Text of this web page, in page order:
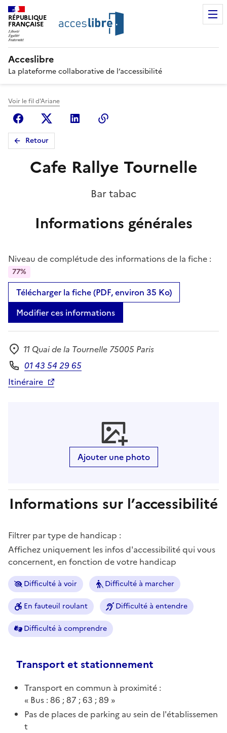
RÉPUBLIQUE
FRANÇAISE
Acceslibre
La plateforme collaborative de l’accessibilité
Voir le fil d'Ariane
FacebookX (anciennement Twitter)
Linkedin
Retour
Cafe Rallye Tournelle
Bar tabac
Informations générales
Niveau de complétude des informations de la fiche :
77%
Télécharger la fiche (PDF, environ 35 Ko)
Modifier ces informations
Adresse
11 Quai de la Tournelle 75005 Paris
Téléphone
01 43 54 29 65
Itinéraire
Ajouter une photo
Informations sur l’accessibilité
Filtrer par type de handicap :
Affichez uniquement les infos d'accessibilité qui vous
concernent, en fonction de votre handicap
Difficulté à voir Difficulté à marcher
En fauteuil roulant Difficulté à entendre
Difficulté à comprendre
Transport et stationnement
Transport en commun à proximité :
Bus : 86 ; 87 ; 63 ; 89
Pas de places de parking au sein de l'établissemen
t